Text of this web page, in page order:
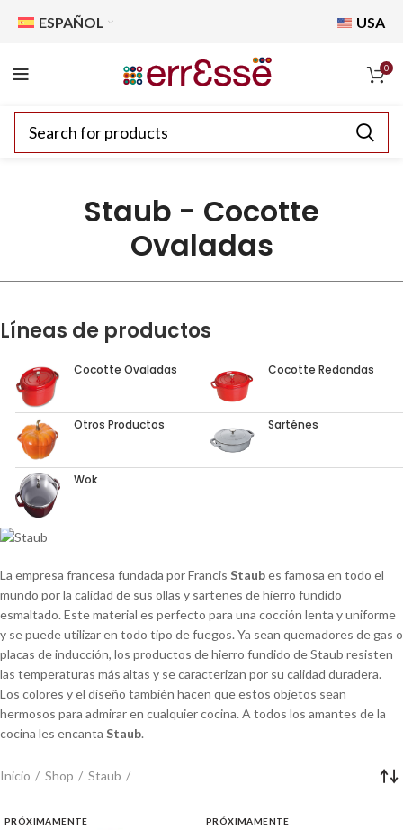
ESPAÑOL USA
0
Staub - Cocotte
Ovaladas
Líneas de productos
Cocotte Ovaladas Cocotte Redondas
Otros Productos Sarténes
Wok
La empresa francesa fundada por Francis Staubes famosa en todo el
mundo por la calidad de sus ollas y sartenes de hierro fundido
esmaltado. Este material es perfecto para una cocción lenta y uniforme
y se puede utilizar en todo tipo de fuegos. Ya sean quemadores de gas o
placas de inducción, los productos de hierro fundido de Staub resisten
las temperaturas más altas y se caracterizan por su calidad duradera.
Los colores y el diseño también hacen que estos objetos sean
hermosos para admirar en cualquier cocina. A todos los amantes de la
cocina les encanta Staub.
Inicio Shop Staub
PRÓXIMAMENTE PRÓXIMAMENTE